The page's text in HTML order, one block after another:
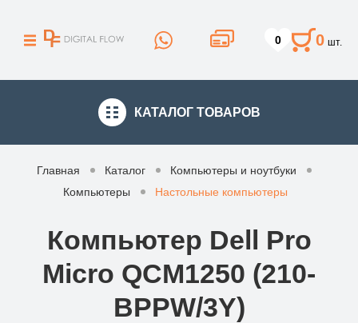
0 0 шт.
КАТАЛОГ ТОВАРОВ
Главная Каталог
Компьютеры и ноутбуки
Компьютеры
Настольные компьютеры
Компьютер Dell Pro
Micro QCM1250 (210-
BPPW/3Y)